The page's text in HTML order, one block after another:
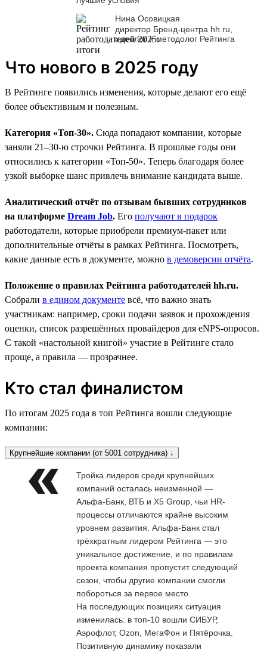
Нина Осовицкая
директор Бренд-центра hh.ru,
идеолог и методолог Рейтинга
Что нового в 2025 году
В Рейтинге появились изменения, которые делают его ещё
более объективным и полезным.
Категория «Топ-30». Сюда попадают компании, которые
заняли 21–30-ю строчки Рейтинга. В прошлые годы они
относились к категории «Топ-50». Теперь благодаря более
узкой выборке шанс привлечь внимание кандидата выше.
Аналитический отчёт по отзывам бывших сотрудников
на платформе Dream Job. Его получают в подарок
работодатели, которые приобрели премиум-пакет или
дополнительные отчёты в рамках Рейтинга. Посмотреть,
какие данные есть в документе, можно в демоверсии отчёта.
Положение о правилах Рейтинга работодателей hh.ru.
Собрали в едином документе всё, что важно знать
участникам: например, сроки подачи заявок и прохождения
оценки, список разрешённых провайдеров для eNPS-опросов.
С такой «настольной книгой» участие в Рейтинге стало
проще, а правила — прозрачнее.
Кто стал финалистом
По итогам 2025 года в топ Рейтинга вошли следующие
компании:
Крупнейшие компании (от 5001 сотрудника) ↓
Тройка лидеров среди крупнейших
компаний осталась неизменной —
Альфа-Банк, ВТБ и X5 Group, чьи HR-
процессы отличаются крайне высоким
уровнем развития. Альфа-Банк стал
трёхкратным лидером Рейтинга — это
уникальное достижение, и по правилам
проекта компания пропустит следующий
сезон, чтобы другие компании смогли
побороться за первое место.
На последующих позициях ситуация
изменилась: в топ-10 вошли СИБУР,
Аэрофлот, Ozon, МегаФон и Пятёрочка.
Позитивную динамику показали